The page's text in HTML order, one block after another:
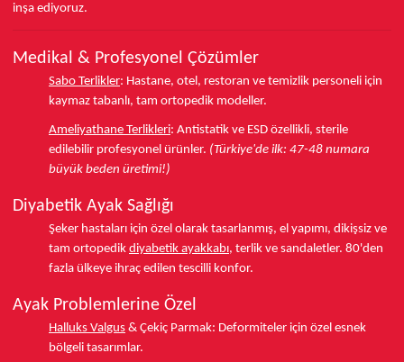
inşa ediyoruz.
Medikal & Profesyonel Çözümler
Sabo Terlikler: Hastane, otel, restoran ve temizlik personeli için
kaymaz tabanlı, tam ortopedik modeller.
Ameliyathane Terlikleri: Antistatik ve ESD özellikli, sterile
edilebilir profesyonel ürünler. (Türkiye'de ilk: 47-48 numara
büyük beden üretimi!)
Diyabetik Ayak Sağlığı
Şeker hastaları için özel olarak tasarlanmış, el yapımı, dikişsiz ve
tam ortopedik diyabetik ayakkabı, terlik ve sandaletler. 80'den
fazla ülkeye ihraç edilen tescilli konfor.
Ayak Problemlerine Özel
Halluks Valgus & Çekiç Parmak: Deformiteler için özel esnek
bölgeli tasarımlar.